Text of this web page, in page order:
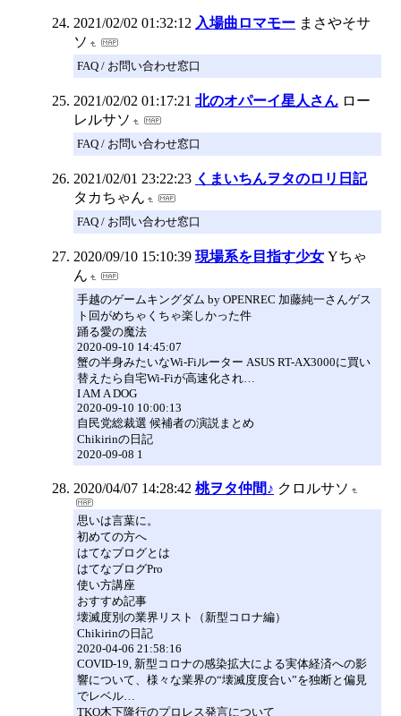
2021/02/02 01:32:12 入場曲ロマモー まさやそサ
ソ
FAQ / お問い合わせ窓口
2021/02/02 01:17:21 北のオパーイ星人さん ロー
レルサソ
FAQ / お問い合わせ窓口
2021/02/01 23:22:23 くまいちんヲタのロリ日記
タカちゃん
FAQ / お問い合わせ窓口
2020/09/10 15:10:39 現場系を目指す少女 Yちゃ
ん
手越のゲームキングダム by OPENREC 加藤純一さんゲス
ト回がめちゃくちゃ楽しかった件
踊る愛の魔法
2020-09-10 14:45:07
蟹の半身みたいなWi-Fiルーター ASUS RT-AX3000に買い
替えたら自宅Wi-Fiが高速化され…
I AM A DOG
2020-09-10 10:00:13
自民党総裁選 候補者の演説まとめ
Chikirinの日記
2020-09-08 1
2020/04/07 14:28:42 桃ヲタ仲間♪ クロルサソ
思いは言葉に。
初めての方へ
はてなブログとは
はてなブログPro
使い方講座
おすすめ記事
壊滅度別の業界リスト（新型コロナ編）
Chikirinの日記
2020-04-06 21:58:16
COVID-19, 新型コロナの感染拡大による実体経済への影
響について、様々な業界の“壊滅度度合い”を独断と偏見
でレベル…
TKO木下隆行のプロレス発言について